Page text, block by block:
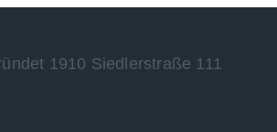
1910 Siedlerstraße 111